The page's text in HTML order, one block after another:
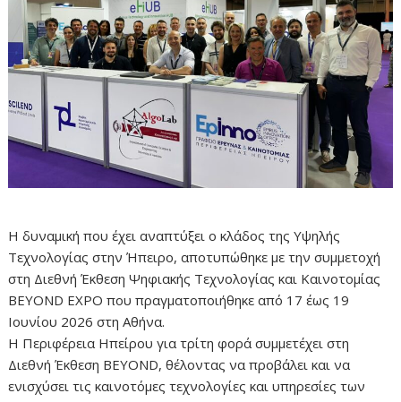
Η δυναμική που έχει αναπτύξει ο κλάδος της Υψηλής
Τεχνολογίας στην Ήπειρο, αποτυπώθηκε με την συμμετοχή
στη Διεθνή Έκθεση Ψηφιακής Τεχνολογίας και Καινοτομίας
BEYOND EXPO που πραγματοποιήθηκε από 17 έως 19
Ιουνίου 2026 στη Αθήνα.
Η Περιφέρεια Ηπείρου για τρίτη φορά συμμετέχει στη
Διεθνή Έκθεση BEYOND, θέλοντας να προβάλει και να
ενισχύσει τις καινοτόμες τεχνολογίες και υπηρεσίες των